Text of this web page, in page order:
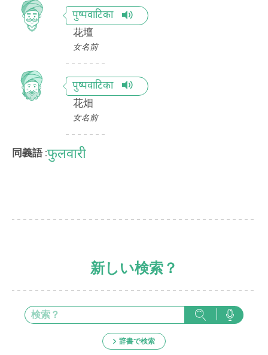
पुष्पवाटिका
花壇
女名前
पुष्पवाटिका
花畑
女名前
同義語 :फुलवारी
新しい検索？
辞書で検索